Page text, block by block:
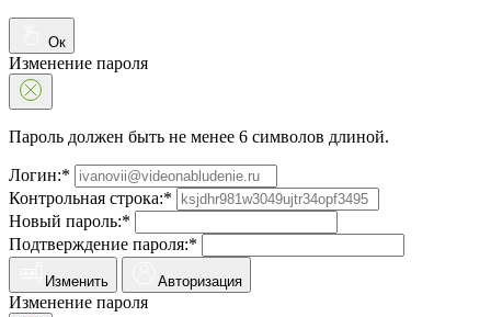
Ок
Изменение пароля
Пароль должен быть не менее 6 символов длиной.
Логин:*
Контрольная строка:*
Новый пароль:*
Подтверждение пароля:*
Изменить Авторизация
Изменение пароля